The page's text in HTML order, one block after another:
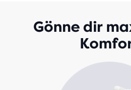
BEWERTUNGEN
Gönne dir